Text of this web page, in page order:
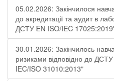
05.02.2026: Закінчилося
до акредитації та аудит в
ДСТУ EN ISO/IEC
30.01.2026: Закінчилось
ризиками відповідно до
IEC/ISO 31010:2013"